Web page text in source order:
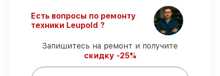
ремонт коллиматорных прицелов
Leupold без бесконечных переносов.
Официальная гарантия
– на все услуги
и детали для коллиматорных прицелов
Leupold предоставляется официальное
сопровождение.
Есть вопросы по ремонту
техники Leupold ?
Запишитесь на ремонт и получите
скидку -25%